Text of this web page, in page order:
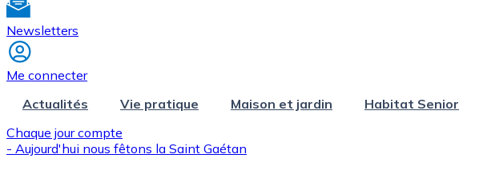
Newsletters
Me connecter
Actualités
Vie pratique Maison et jardin Habitat Senior
Chaque jour compte
- Aujourd'hui nous fêtons la Saint Gaétan